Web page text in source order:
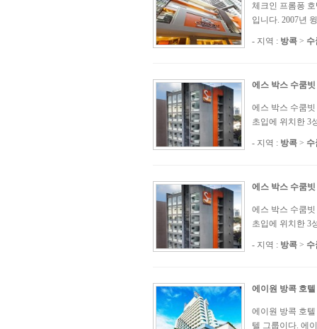
체크인 프롬퐁
입니다. 2007년
- 지역 : 방콕 > 수
에스 박스 수쿰
에스 박스 수쿰
초입에 위치한 3
- 지역 : 방콕 > 수
에스 박스 수쿰
에스 박스 수쿰
초입에 위치한 3
- 지역 : 방콕 > 수
에이원 방콕 호텔
에이원 방콕 호
텔 그룹이다. 에